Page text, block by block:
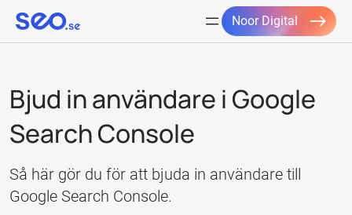
innehåll
Noor Digital
Bjud in användare i Google
Search Console
Så här gör du för att bjuda in användare till
Google Search Console.